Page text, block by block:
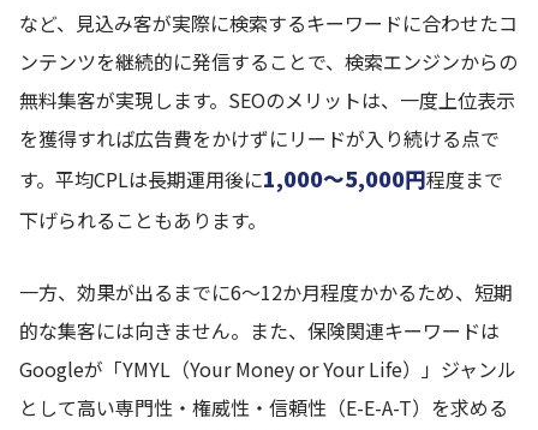
など、見込み客が実際に検索するキーワードに合わせたコ
ンテンツを継続的に発信することで、検索エンジンからの
無料集客が実現します。SEOのメリットは、一度上位表示
を獲得すれば広告費をかけずにリードが入り続ける点で
す。平均CPLは長期運用後に1,000〜5,000円程度まで
下げられることもあります。
一方、効果が出るまでに6〜12か月程度かかるため、短期
的な集客には向きません。また、保険関連キーワードは
Googleが「YMYL（Your Money or Your Life）」ジャンル
として高い専門性・権威性・信頼性（E-E-A-T）を求める